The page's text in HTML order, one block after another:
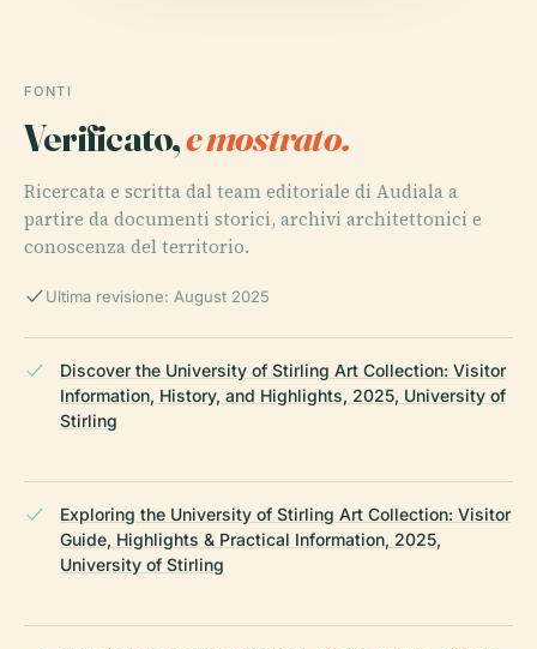
FONTI
Verificato,e mostrato.
Ricercata e scritta dal team editoriale di Audiala a
partire da documenti storici, archivi architettonici e
conoscenza del territorio.
Ultima revisione: August 2025
Discover the University of Stirling Art Collection: Visitor
Information, History, and Highlights, 2025, University of
Stirling
Exploring the University of Stirling Art Collection: Visitor
Guide, Highlights & Practical Information, 2025,
University of Stirling